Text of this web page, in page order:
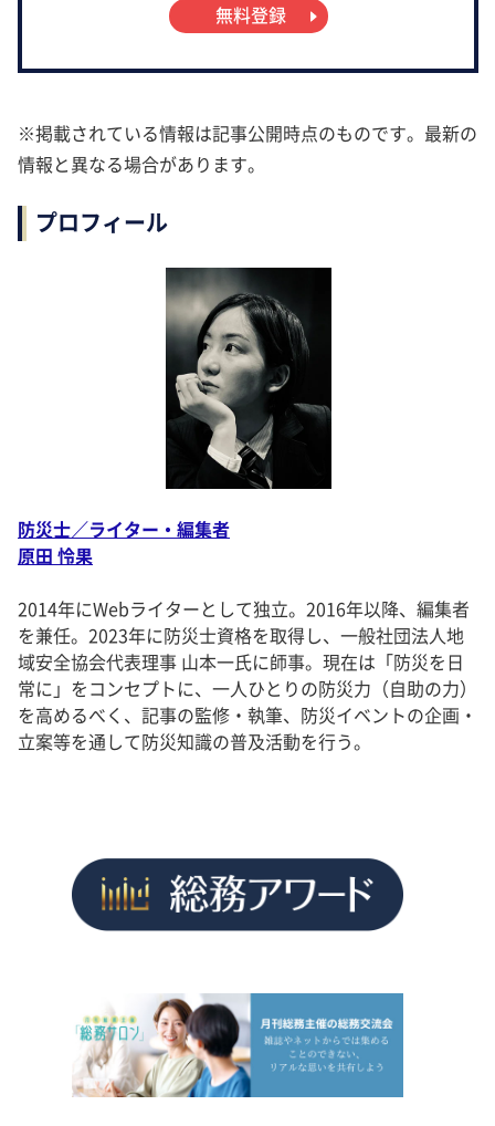
無料登録
※掲載されている情報は記事公開時点のものです。最新の
情報と異なる場合があります。
プロフィール
防災士／ライター・編集者
原田 怜果
2014年にWebライターとして独立。2016年以降、編集者
を兼任。2023年に防災士資格を取得し、一般社団法人地
域安全協会代表理事 山本一氏に師事。現在は「防災を日
常に」をコンセプトに、一人ひとりの防災力（自助の力）
を高めるべく、記事の監修・執筆、防災イベントの企画・
立案等を通して防災知識の普及活動を行う。